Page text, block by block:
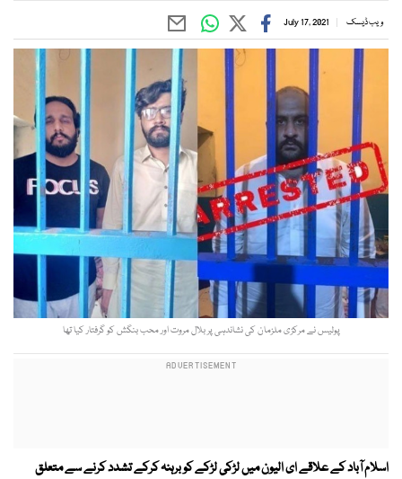
ویب ڈیسک July 17, 2021
پولیس نے مرکزی ملزمان کی نشاندہی پر بلال مروت اور محب بنگش کو گرفتار کیا تھا
اسلام آباد کے علاقے ای الیون میں لڑکی لڑکے کو برہنہ کرکے تشدد کرنے سے متعلق